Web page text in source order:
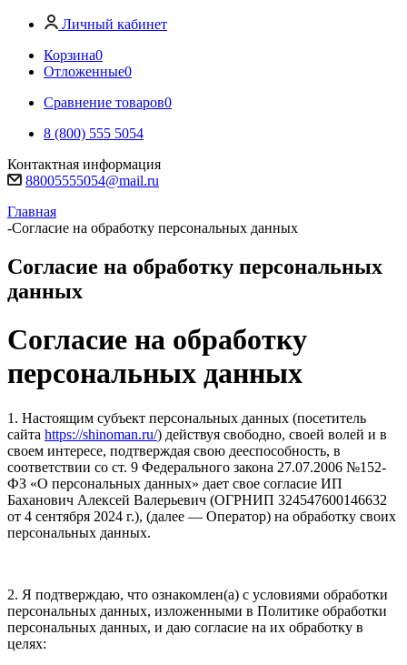
Личный кабинет
Корзина0
Отложенные0
Сравнение товаров0
8 (800) 555 5054
Контактная информация
88005555054@mail.ru
Главная
-Согласие на обработку персональных данных
Согласие на обработку персональных
данных
Согласие на обработку
персональных данных
1. Настоящим субъект персональных данных (посетитель
сайта https://shinoman.ru/) действуя свободно, своей волей и в
своем интересе, подтверждая свою дееспособность, в
соответствии со ст. 9 Федерального закона 27.07.2006 №152-
ФЗ «О персональных данных» дает свое согласие ИП
Баханович Алексей Валерьевич (ОГРНИП 324547600146632
от 4 сентября 2024 г.), (далее — Оператор) на обработку своих
персональных данных.
2. Я подтверждаю, что ознакомлен(а) с условиями обработки
персональных данных, изложенными в Политике обработки
персональных данных, и даю согласие на их обработку в
целях: